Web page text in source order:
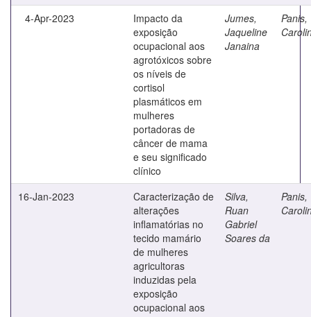
4-Apr-2023
Impacto da
exposição
ocupacional aos
agrotóxicos sobre
os níveis de
cortisol
plasmáticos em
mulheres
portadoras de
câncer de mama
e seu significado
clínico
Jumes,
Jaqueline
Janaina
Panis,
16-Jan-2023
Caracterização de
alterações
inflamatórias no
tecido mamário
de mulheres
agricultoras
induzidas pela
exposição
ocupacional aos
Silva,
Ruan
Gabriel
Soares da
Panis,